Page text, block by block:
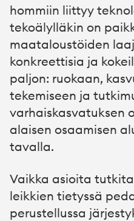
hommiin liittyy
tekoälylläkin on
maataloustöiden
konkreettisia ja
paljon: ruokaan,
tekemiseen ja
varhaiskasvatuksen
alaisen osaamisen
tavalla.
Vaikka asioita
leikkien tietyssä
perustellussa